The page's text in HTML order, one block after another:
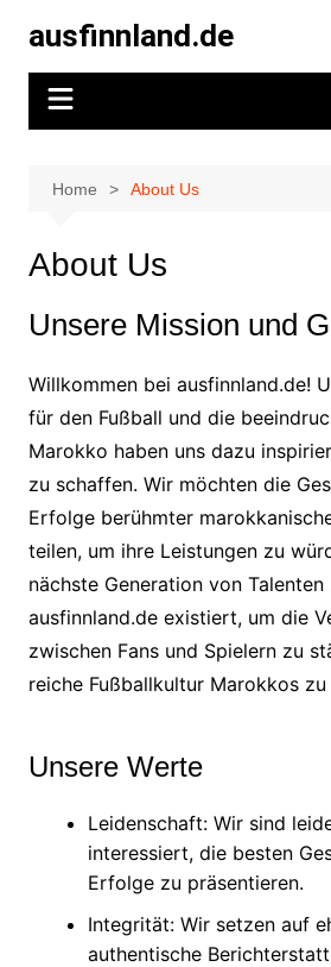
content
ausfinnland.de
Home About Us
About Us
Unsere Mission und
Willkommen bei ausfinnland.de!
für den Fußball und die
Marokko haben uns dazu
zu schaffen. Wir möchten die
Erfolge berühmter
teilen, um ihre Leistungen zu
nächste Generation von Talenten
ausfinnland.de existiert, um die
zwischen Fans und Spielern zu
reiche Fußballkultur Marokkos zu
Unsere Werte
Leidenschaft: Wir sind
interessiert, die besten
Erfolge zu präsentieren.
Integrität: Wir setzen auf
authentische